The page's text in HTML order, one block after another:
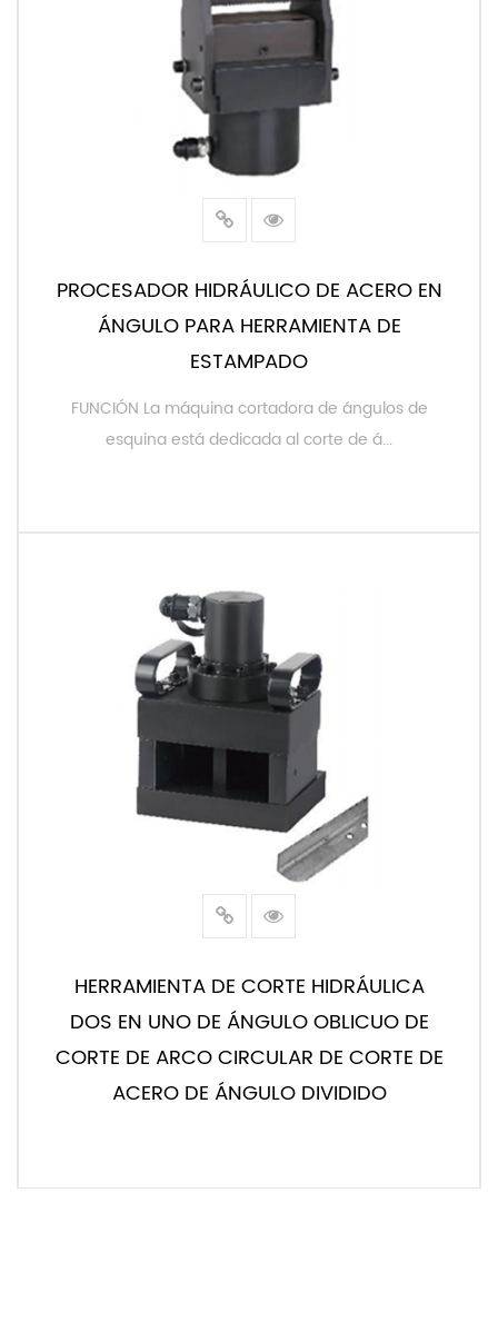
PROCESADOR HIDRÁULICO DE ACERO EN
ÁNGULO PARA HERRAMIENTA DE
ESTAMPADO
FUNCIÓN La máquina cortadora de ángulos de
esquina está dedicada al corte de á...
HERRAMIENTA DE CORTE HIDRÁULICA
DOS EN UNO DE ÁNGULO OBLICUO DE
CORTE DE ARCO CIRCULAR DE CORTE DE
ACERO DE ÁNGULO DIVIDIDO